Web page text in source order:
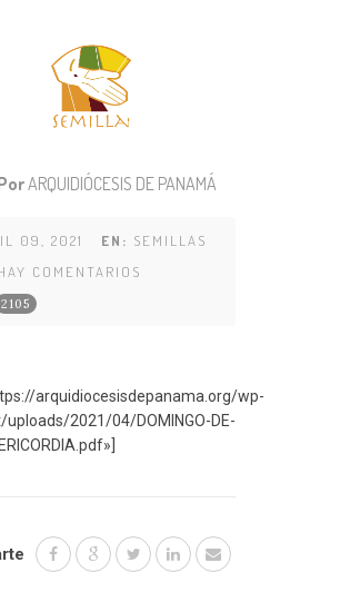
ARQUIDIÓCESIS DE PANAMÁ
09, 2021 EN: SEMILLAS
COMENTARIOS
2105
arquidiocesisdepanama.org/wp-
2021/04/DOMINGO-DE-